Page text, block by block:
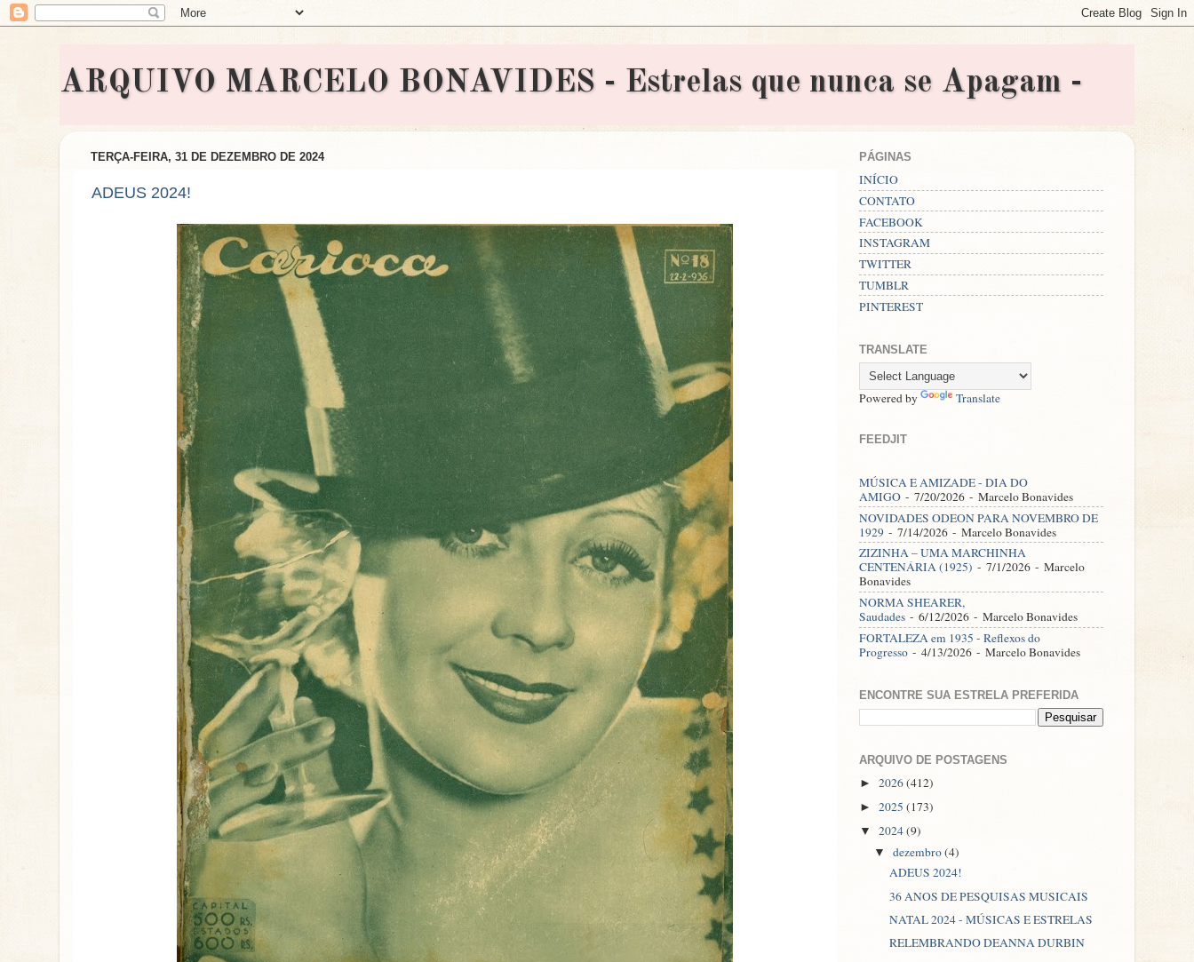
ARQUIVO MARCELO BONAVIDES - Estrelas que nunca se Apagam -
TERÇA-FEIRA, 31 DE DEZEMBRO DE 2024
ADEUS 2024!
PÁGINAS
INÍCIO
CONTATO
FACEBOOK
INSTAGRAM
TWITTER
TUMBLR
PINTEREST
TRANSLATE
Powered by Translate
FEEDJIT
MÚSICA E AMIZADE - DIA DO
AMIGO - 7/20/2026 - Marcelo Bonavides
NOVIDADES ODEON PARA NOVEMBRO DE
1929 - 7/14/2026 - Marcelo Bonavides
ZIZINHA – UMA MARCHINHA
CENTENÁRIA (1925) - 7/1/2026 - Marcelo
Bonavides
NORMA SHEARER,
Saudades - 6/12/2026 - Marcelo Bonavides
FORTALEZA em 1935 - Reflexos do
Progresso - 4/13/2026 - Marcelo Bonavides
ENCONTRE SUA ESTRELA PREFERIDA
ARQUIVO DE POSTAGENS
► 2026(412)
► 2025 (173)
▼ 2024(9)
▼dezembro(4)
ADEUS 2024!
36 ANOS DE PESQUISAS MUSICAIS
NATAL 2024 - MÚSICAS E ESTRELAS
RELEMBRANDO DEANNA DURBIN